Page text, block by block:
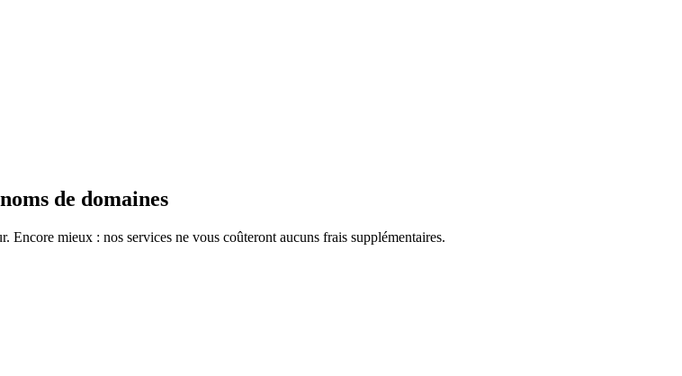
de domaines
mieux : nos services ne vous coûteront aucuns frais supplémentaires.